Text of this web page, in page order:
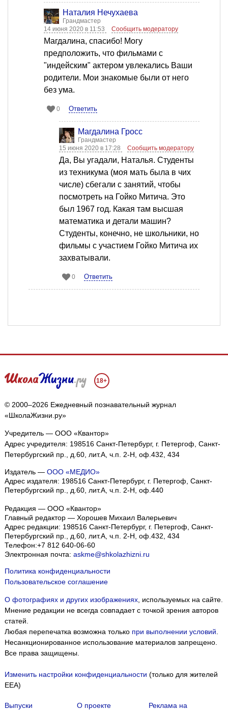
Наталия Нечухаева
Грандмастер
14 июня 2020 в 11:53
Сообщить модератору
Магдалина, спасибо! Могу
предположить, что фильмами с
"индейским" актером увлекались Ваши
родители. Мои знакомые были от него
без ума.
0 Ответить
Магдалина Гросс
Грандмастер
15 июня 2020 в 17:28
Сообщить модератору
Да, Вы угадали, Наталья. Студенты
из техникума (моя мать была в чих
числе) сбегали с занятий, чтобы
посмотреть на Гойко Митича. Это
был 1967 год. Какая там высшая
математика и детали машин?
Студенты, конечно, не школьники, но
фильмы с участием Гойко Митича их
захватывали.
0 Ответить
18+
© 2000–2026 Ежедневный познавательный журнал
«ШколаЖизни.ру»
Учредитель — ООО «Квантор»
Адрес учредителя: 198516 Санкт-Петербург, г. Петергоф, Санкт-
Петербургский пр., д.60, лит.А, ч.п. 2-Н, оф.432, 434
Издатель — ООО «МЕДИО»
Адрес издателя: 198516 Санкт-Петербург, г. Петергоф, Санкт-
Петербургский пр., д.60, лит.А, ч.п. 2-Н, оф.440
Редакция — ООО «Квантор»
Главный редактор — Хорошев Михаил Валерьевич
Адрес редакции: 198516 Санкт-Петербург, г. Петергоф, Санкт-
Петербургский пр., д.60, лит.А, ч.п. 2-Н, оф.432, 434
Телефон:+7 812 640-06-60
Электронная почта: askme@shkolazhizni.ru
Политика конфиденциальности
Пользовательское соглашение
О фотографиях и других изображениях, используемых на сайте.
Мнение редакции не всегда совпадает с точкой зрения авторов
статей.
Любая перепечатка возможна только при выполнении условий.
Несанкционированное использование материалов запрещено.
Все права защищены.
Изменить настройки конфиденциальности (только для жителей
EEA)
Выпуски О проекте Реклама на